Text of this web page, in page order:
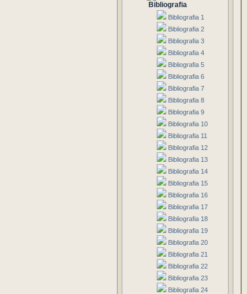
Bibliografia
Bibliografia 1
Bibliografia 2
Bibliografia 3
Bibliografia 4
Bibliografia 5
Bibliografia 6
Bibliografia 7
Bibliografia 8
Bibliografia 9
Bibliografia 10
Bibliografia 11
Bibliografia 12
Bibliografia 13
Bibliografia 14
Bibliografia 15
Bibliografia 16
Bibliografia 17
Bibliografia 18
Bibliografia 19
Bibliografia 20
Bibliografia 21
Bibliografia 22
Bibliografia 23
Bibliografia 24